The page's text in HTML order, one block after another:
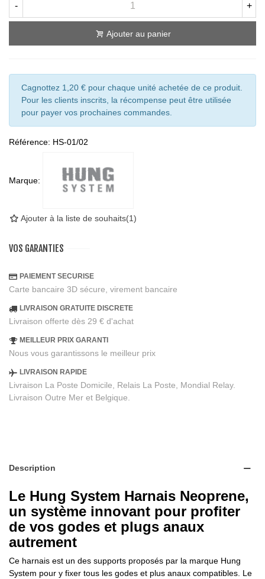
- +
Ajouter au panier
Cagnottez 1,20 € pour chaque unité achetée de ce produit.
Pour les clients inscrits, la récompense peut être utilisée
pour payer vos prochaines commandes.
Référence: HS-01/02
Marque:
Ajouter à la liste de souhaits(1)
VOS GARANTIES
PAIEMENT SECURISE
Carte bancaire 3D sécure, virement bancaire
LIVRAISON GRATUITE DISCRETE
Livraison offerte dès 29 € d'achat
MEILLEUR PRIX GARANTI
Nous vous garantissons le meilleur prix
LIVRAISON RAPIDE
Livraison La Poste Domicile, Relais La Poste, Mondial Relay.
Livraison Outre Mer et Belgique.
Description
Le Hung System Harnais Neoprene,
un système innovant pour profiter
de vos godes et plugs anaux
autrement
Ce harnais est un des supports proposés par la marque Hung
System pour y fixer tous les godes et plus anaux compatibles. Le